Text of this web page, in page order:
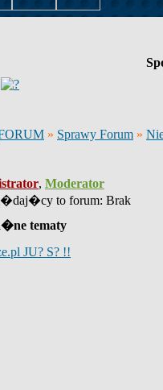
» Sprawy Forum »
, Moderator
to forum: Brak
tematy
JU? S? !!